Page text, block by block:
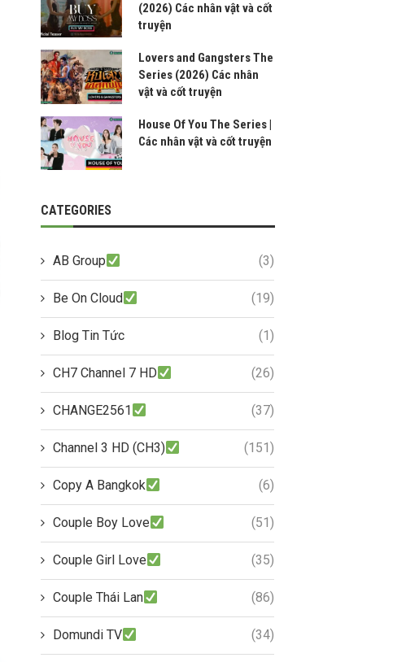
(2026) Các nhân vật và cốt
truyện
Lovers and Gangsters The
Series (2026) Các nhân
vật và cốt truyện
House Of You The Series |
Các nhân vật và cốt truyện
CATEGORIES
AB Group (3)
Be On Cloud (19)
Blog Tin Tức (1)
CH7 Channel 7 HD (26)
CHANGE2561 (37)
Channel 3 HD (CH3) (151)
Copy A Bangkok (6)
Couple Boy Love (51)
Couple Girl Love (35)
Couple Thái Lan (86)
Domundi TV (34)